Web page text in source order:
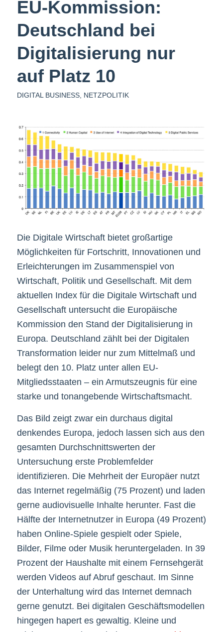
EU-Kommission:
Deutschland bei
Digitalisierung nur
auf Platz 10
DIGITAL BUSINESS, NETZPOLITIK
Die Digitale Wirtschaft bietet großartige
Möglichkeiten für Fortschritt, Innovationen und
Erleichterungen im Zusammenspiel von
Wirtschaft, Politik und Gesellschaft. Mit dem
aktuellen Index für die Digitale Wirtschaft und
Gesellschaft untersucht die Europäische
Kommission den Stand der Digitalisierung in
Europa. Deutschland zählt bei der Digitalen
Transformation leider nur zum Mittelmaß und
belegt den 10. Platz unter allen EU-
Mitgliedsstaaten – ein Armutszeugnis für eine
starke und tonangebende Wirtschaftsmacht.
Das Bild zeigt zwar ein durchaus digital
denkendes Europa, jedoch lassen sich aus den
gesamten Durchschnittswerten der
Untersuchung erste Problemfelder
identifizieren. Die Mehrheit der Europäer nutzt
das Internet regelmäßig (75 Prozent) und laden
gerne audiovisuelle Inhalte herunter. Fast die
Hälfte der Internetnutzer in Europa (49 Prozent)
haben Online-Spiele gespielt oder Spiele,
Bilder, Filme oder Musik heruntergeladen. In 39
Prozent der Haushalte mit einem Fernsehgerät
werden Videos auf Abruf geschaut. Im Sinne
der Unterhaltung wird das Internet demnach
gerne genutzt. Bei digitalen Geschäftsmodellen
hingegen hapert es gewaltig. Kleine und